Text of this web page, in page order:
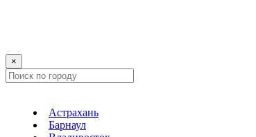
×
Астрахань
Барнаул